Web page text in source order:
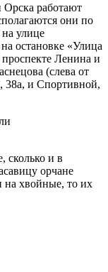
Орска работают
они по
улице
остановке «Улица
Ленина и
(слева от
38а, и Спортивной,
сколько и в
орчане
на хвойные, то их